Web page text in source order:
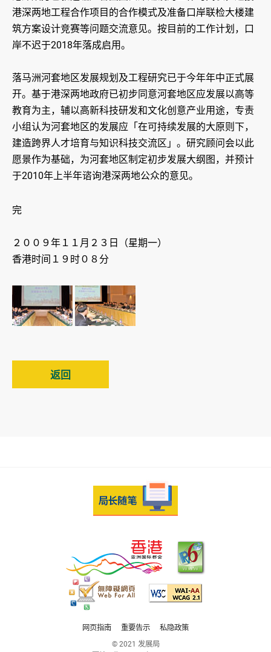
港深两地工程合作项目的合作模式及准备口岸联检大楼建
筑方案设计竞赛等问题交流意见。按目前的工作计划，口
岸不迟于2018年落成启用。
落马洲河套地区发展规划及工程研究已于今年年中正式展
开。基于港深两地政府已初步同意河套地区应发展以高等
教育为主，辅以高新科技研发和文化创意产业用途，专责
小组认为河套地区的发展应「在可持续发展的大原则下，
建造跨界人才培育与知识科技交流区」。研究顾问会以此
愿景作为基础，为河套地区制定初步发展大纲图，并预计
于2010年上半年谘询港深两地公众的意见。
完
２００９年１１月２３日（星期一）
香港时间１９时０８分
返回
网页指南 重要告示
私隐政策
© 2021 发展局